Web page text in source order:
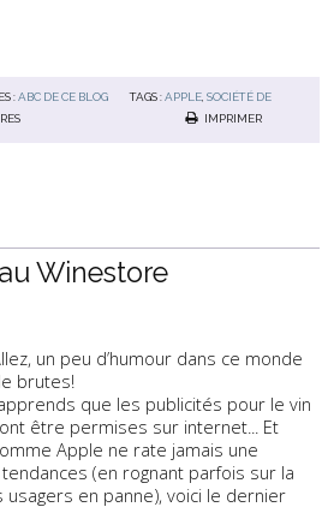
:ABC DE CE BLOG TAGS :APPLE ,SOCIÉTÉ DE
IMPRIMER
Winestore
un peu d’humour dans ce monde
brutes!
que les publicités pour le vin
être permises sur internet... Et
Apple ne rate jamais une
(en rognant parfois sur la
en panne), voici le dernier